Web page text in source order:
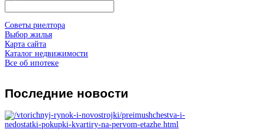
Советы риелтора
Выбор жилья
Карта сайта
Каталог недвижимости
Все об ипотеке
Последние новости